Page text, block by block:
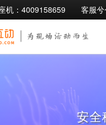
机：4009158659 客服
安全